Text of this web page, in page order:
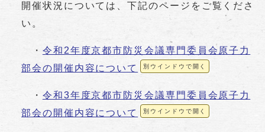
開催状況については、下記のページをご覧くださ
い。
・ 令和2年度京都市防災会議専門委員会原子力
部会の開催内容について
別ウインドウで開く
・ 令和3年度京都市防災会議専門委員会原子力
部会の開催内容について
別ウインドウで開く